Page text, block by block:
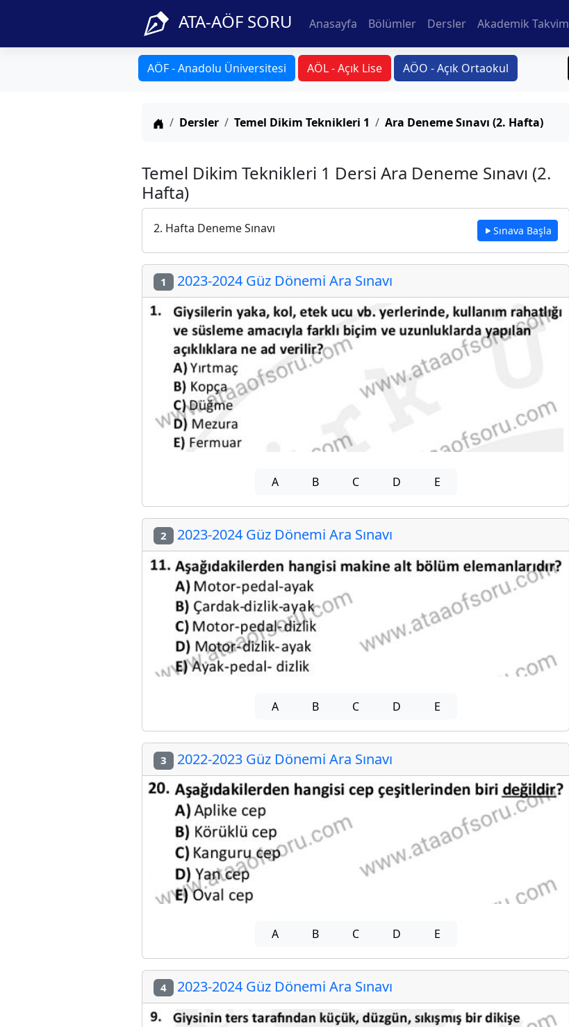
ATA-AÖF SORU Anasayfa Bölümler Dersler Akademik Takvim
AÖF - Anadolu Üniversitesi AÖL - Açık Lise AÖO - Açık Ortaokul
Anasayfa
Dersler Temel Dikim Teknikleri 1 Ara Deneme Sınavı (2. Hafta)
Temel Dikim Teknikleri 1 Dersi Ara Deneme Sınavı (2.
Hafta)
2. Hafta Deneme Sınavı Sınava Başla
1 2023-2024 Güz Dönemi Ara Sınavı
A B C D E
2 2023-2024 Güz Dönemi Ara Sınavı
A B C D E
3 2022-2023 Güz Dönemi Ara Sınavı
A B C D E
4 2023-2024 Güz Dönemi Ara Sınavı